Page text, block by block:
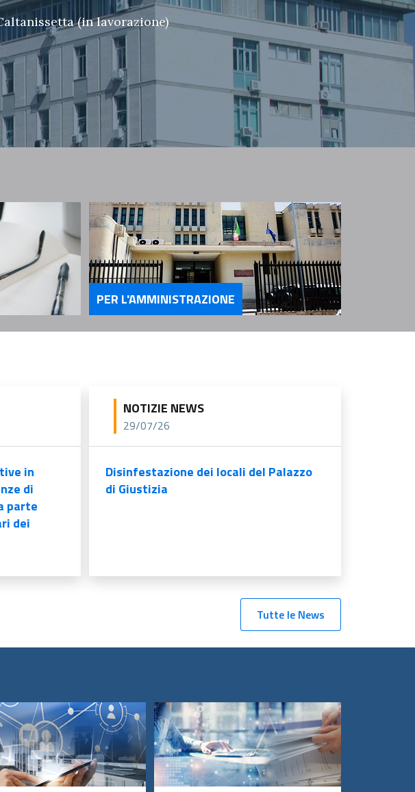
(in lavorazione)
Servizi Per l'Amministrazione
PER L'AMMINISTRAZIONE
in
di
parte
dei
NOTIZIE NEWS
29/07/26
Disinfestazione dei locali del Palazzo
di Giustizia
Tutte le News